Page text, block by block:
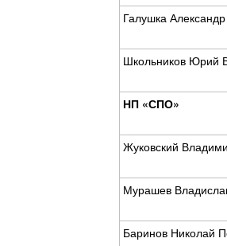
Галушка
Школьников Юрий
НП «СПО»
Жуковский
Мурашев
Баринов Николай